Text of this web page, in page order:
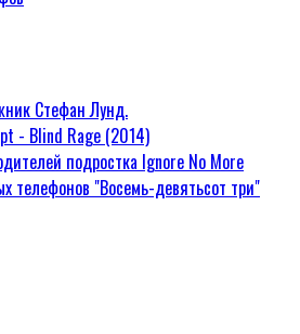
Стефан Лунд.
- Blind Rage (2014)
подростка Ignore No More
телефонов "Восемь-девятьсот три"